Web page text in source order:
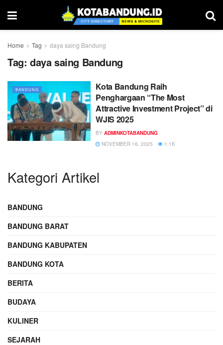
Home Tag daya saing Bandung
Tag: daya saing Bandung
BANDUNG
Kota Bandung Raih
Penghargaan “The Most
Attractive Investment Project” di
WJIS 2025
BY ADMINKOTABANDUNG
NOVEMBER 16, 2025
1.1K
Kategori Artikel
BANDUNG
BANDUNG BARAT
BANDUNG KABUPATEN
BANDUNG KOTA
BERITA
BUDAYA
KULINER
SEJARAH